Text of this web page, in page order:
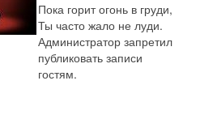
Пока горит огонь в груди,
Ты часто жало не луди.
Администратор запретил
публиковать записи
гостям.